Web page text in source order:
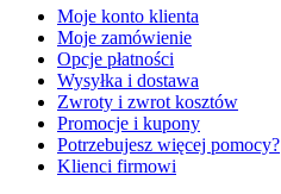
Moje konto klienta
Moje zamówienie
Opcje płatności
Wysyłka i dostawa
Zwroty i zwrot kosztów
Promocje i kupony
Potrzebujesz więcej pomocy?
Klienci firmowi